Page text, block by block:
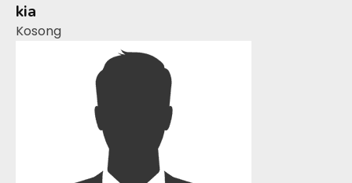
kia
Kosong